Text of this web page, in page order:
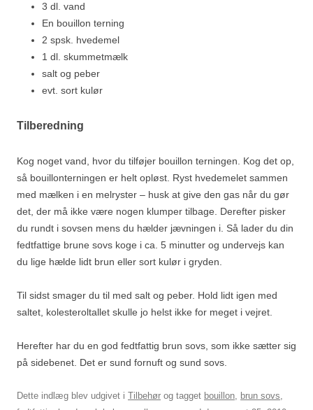
3 dl. vand
En bouillon terning
2 spsk. hvedemel
1 dl. skummetmælk
salt og peber
evt. sort kulør
Tilberedning
Kog noget vand, hvor du tilføjer bouillon terningen. Kog det op,
så bouillonterningen er helt opløst. Ryst hvedemelet sammen
med mælken i en melryster – husk at give den gas når du gør
det, der må ikke være nogen klumper tilbage. Derefter pisker
du rundt i sovsen mens du hælder jævningen i. Så lader du din
fedtfattige brune sovs koge i ca. 5 minutter og undervejs kan
du lige hælde lidt brun eller sort kulør i gryden.
Til sidst smager du til med salt og peber. Hold lidt igen med
saltet, kolesteroltallet skulle jo helst ikke for meget i vejret.
Herefter har du en god fedtfattig brun sovs, som ikke sætter sig
på sidebenet. Det er sund fornuft og sund sovs.
Dette indlæg blev udgivet i Tilbehør og tagget bouillon, brun sovs,